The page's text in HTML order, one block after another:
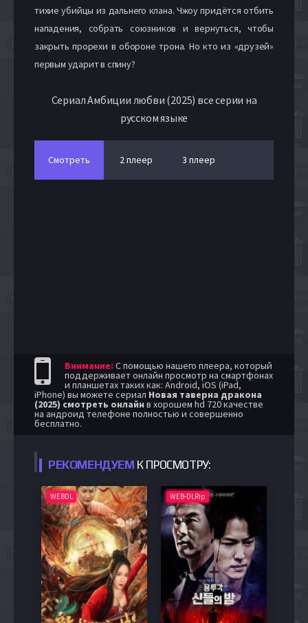
тихие убийцы из дальнего клана. Чжоу придётся отбить
нападения, собрать союзников и вернуться, чтобы
закрыть прорехи в обороне трона. Но кто из «друзей»
первым ударит в спину?
Сериал Амбиции любви (2025) все серии на
русском языке
Смотреть 2 плеер 3 плеер
Внимание: С помощью нашего плеера, который
поддерживает онлайн просмотр на смартфонах
и планшетах таких как: Android, iOS (iPad,
iPhone) вы можете сериал Новая таверна дракона
(2025) смотреть онлайн в хорошем hd 720 качестве
на андроид телефоне полностью и совершенно
бесплатно.
РЕКОМЕНДУЕМ К ПРОСМОТРУ:
WEBDL WEB-DLRip